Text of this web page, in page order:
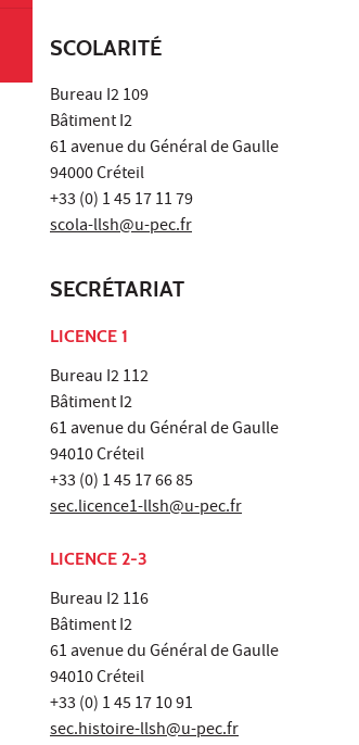
SCOLARITÉ
Bureau I2 109
Bâtiment I2
61 avenue du Général de Gaulle
94000 Créteil
+33 (0) 1 45 17 11 79
scola-llsh@u-pec.fr
SECRÉTARIAT
LICENCE 1
Bureau I2 112
Bâtiment I2
61 avenue du Général de Gaulle
94010 Créteil
+33 (0) 1 45 17 66 85
sec.licence1-llsh@u-pec.fr
LICENCE 2-3
Bureau I2 116
Bâtiment I2
61 avenue du Général de Gaulle
94010 Créteil
+33 (0) 1 45 17 10 91
sec.histoire-llsh@u-pec.fr